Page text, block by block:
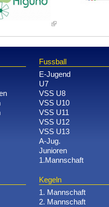
Fussball
E-Jugend
U7
VSS U8
VSS U10
VSS U11
VSS U12
VSS U13
A-Jug.
Junioren
1.Mannschaft
Kegeln
1. Mannschaft
2. Mannschaft